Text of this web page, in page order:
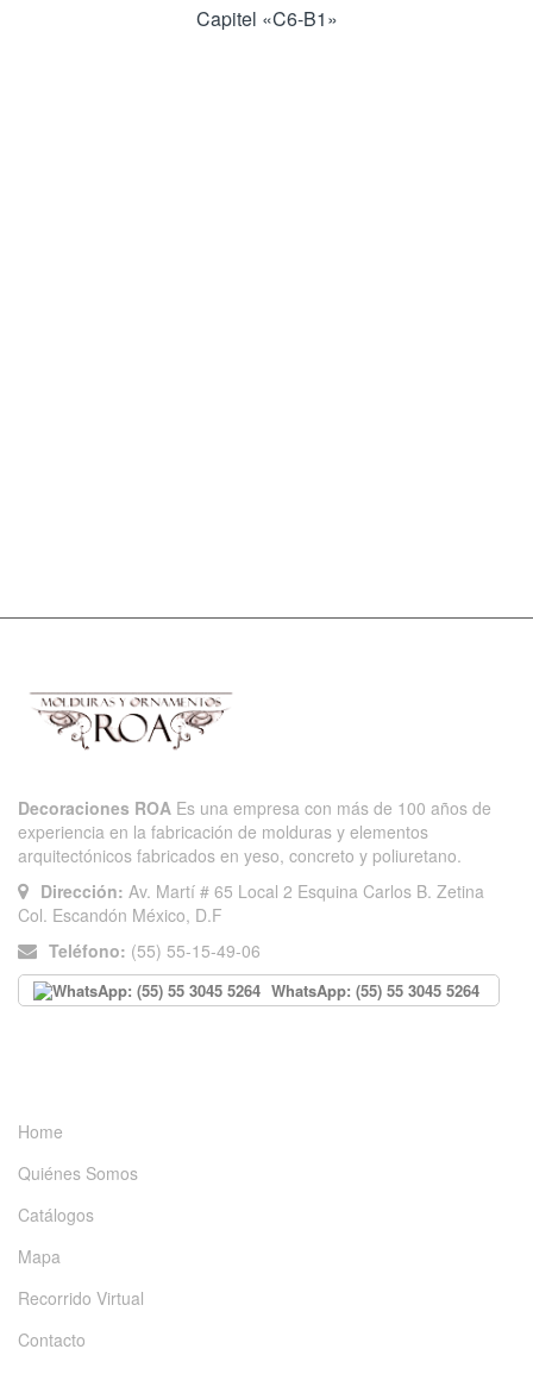
Capitel «C6-B1»
Decoraciones ROA Es una empresa con más de 100 años de
experiencia en la fabricación de molduras y elementos
arquitectónicos fabricados en yeso, concreto y poliuretano.
Dirección: Av. Martí # 65 Local 2 Esquina Carlos B. Zetina
Col. Escandón México, D.F
Teléfono: (55) 55-15-49-06
WhatsApp: (55) 55 3045 5264
Home
Quiénes Somos
Catálogos
Mapa
Recorrido Virtual
Contacto